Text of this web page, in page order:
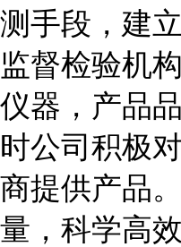
测手段，建
监督检验机
仪器，产品
时公司积极
商提供产品
量，科学高